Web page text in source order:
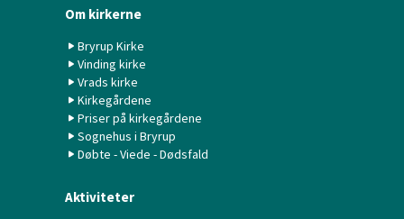
Om kirkerne
Bryrup Kirke
Vinding kirke
Vrads kirke
Kirkegårdene
Priser på kirkegårdene
Sognehus i Bryrup
Døbte - Viede - Dødsfald
Aktiviteter